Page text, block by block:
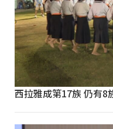
西拉雅成第17族 仍有8